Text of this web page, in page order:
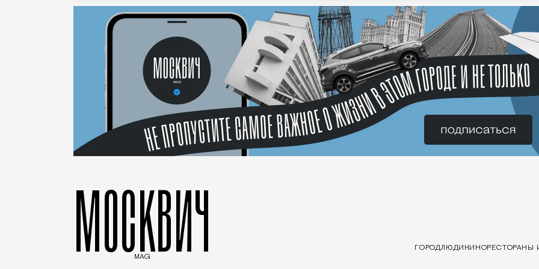
МОСКВИЧ
MAG
ГОРОДЛЮДИ КИНОРЕСТОРАНЫ